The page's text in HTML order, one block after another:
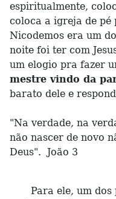
espiritualmente,
coloca a igreja de pé
Nicodemos era um
noite foi ter com
um elogio pra fazer
mestre vindo da
barato dele e
"Na verdade, na
não nascer de novo
Deus". João 3
Para ele, um dos